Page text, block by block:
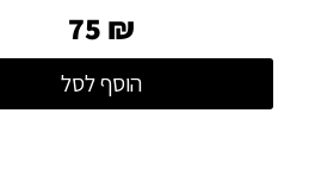
75 ₪
הוסף לסל